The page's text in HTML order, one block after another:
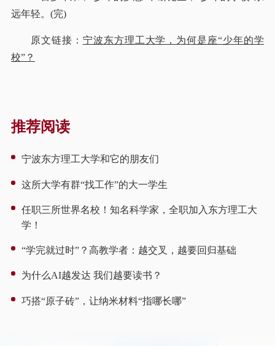
远年轻。(完)
原文链接： 宁波东方理工大学，为何是座“少年的学
校”？
推荐阅读
宁波东方理工大学和它的朋友们
这所大学有群“找工作”的大一学生
任职三所世界名校！知名科学家，全职加入东方理工大
学！
“学完就过时”？高教学者：越交叉，越要回归基础
为什么AI越发达 我们越要读书？
巧搭“原子砖”，让纳米材料“指哪长哪”